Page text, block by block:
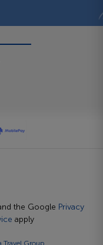
the Google Privacy
apply